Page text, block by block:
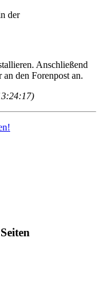
der
Anschließend
den Forenpost an.